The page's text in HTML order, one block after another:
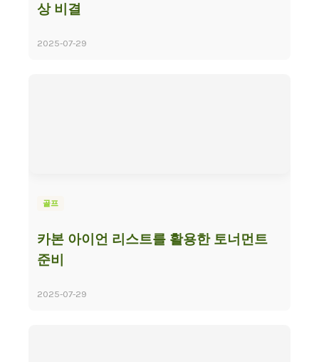
상 비결
2025-07-29
골프
카본 아이언 리스트를 활용한 토너먼트
준비
2025-07-29